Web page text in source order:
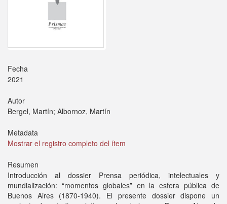
Fecha
2021
Autor
Bergel, Martín; Albornoz, Martín
Metadata
Mostrar el registro completo del ítem
Resumen
Introducción al dossier Prensa periódica, intelectuales y
mundialización: “momentos globales” en la esfera pública de
Buenos Aires (1870-1940). El presente dossier dispone un